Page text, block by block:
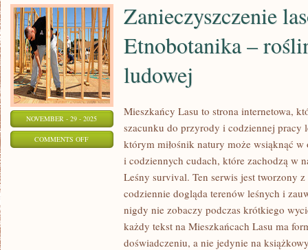
NOVEMBER - 29 - 2025
COMMENTS OFFON
ZANIECZYSZCZENIE
ETNOBOTANIKA
Zanieczyszczenie
Etnobotanika –
ludowej
Mieszkańcy Lasu to strona internetowa,
szacunku do przyrody i codziennej pracy
którym miłośnik natury może wsiąknąć
i codziennych cudach, które zachodzą w
Leśny survival. Ten serwis jest tworzony
codziennie dogląda terenów leśnych i
nigdy nie zobaczy podczas krótkiego
każdy tekst na Mieszkańcach Lasu ma
doświadczeniu, a nie jedynie na